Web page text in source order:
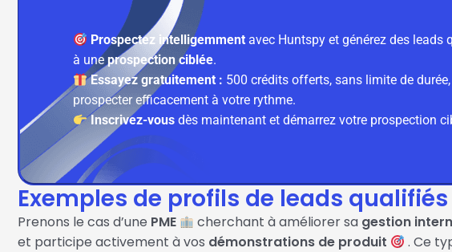
Prospectez intelligemment avec Huntspy et générez des leads
à une prospection ciblée.
Essayez gratuitement : 500 crédits offerts, sans limite de
prospecter efficacement à votre rythme.
Inscrivez-vous dès maintenant et démarrez votre prospection
Exemples de profils de leads qualifiés
Prenons le cas d’une PME cherchant à améliorer sa gestion
et participe activement à vos démonstrations de produit . Ce